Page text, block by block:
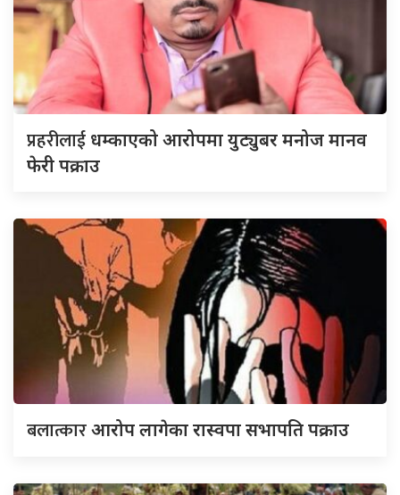
प्रहरीलाई धम्काएको आरोपमा युट्युबर मनोज मानव
फेरी पक्राउ
बलात्कारआरोप लागेका रास्वपा सभापति पक्राउ